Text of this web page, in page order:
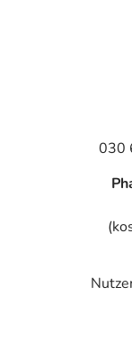
Die
Für Kinder
Eine
bei
Die
Hausmüll,
Für dieses
030